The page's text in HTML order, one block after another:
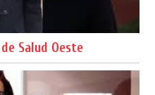
Salud Oeste